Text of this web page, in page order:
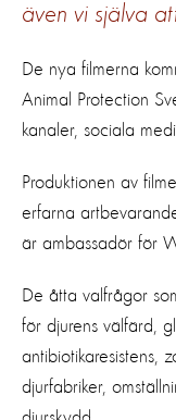
även vi själva
De nya filmerna
Animal Protection
kanaler, sociala
Produktionen av
erfarna
är ambassadör för
De åtta valfrågor
för djurens välfärd,
antibiotikaresistens,
djurfabriker,